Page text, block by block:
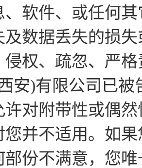
、软件、或任何
及数据丢失的损
侵权、疏忽、严
安)有限公司已
许对附带性或偶
您并不适用。如
部份不满意，您